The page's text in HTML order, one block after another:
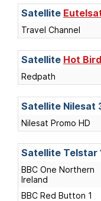
Satellite
Travel Channel
Satellite Hot
Redpath
Satellite Nilesat
Nilesat Promo HD
Satellite Telstar
BBC One Northern
Ireland
BBC Red Button 1